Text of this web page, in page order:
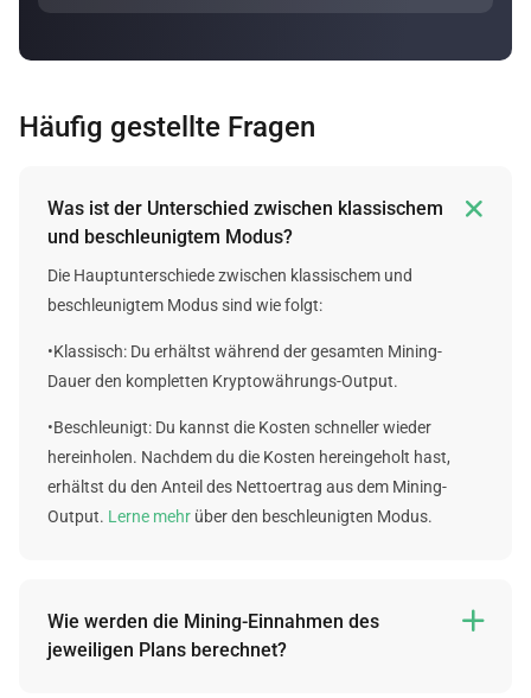
sich mit unseren
Cloud Mining-Rechner
Häufig gestellte Fragen
Was ist der Unterschied zwischen klassischem
und beschleunigtem Modus?

Die Hauptunterschiede zwischen klassischem und
beschleunigtem Modus sind wie folgt:
•Klassisch: Du erhältst während der gesamten Mining-
Dauer den kompletten Kryptowährungs-Output.
•Beschleunigt: Du kannst die Kosten schneller wieder
hereinholen. Nachdem du die Kosten hereingeholt hast,
erhältst du den Anteil des Nettoertrag aus dem Mining-
Output. Lerne mehr über den beschleunigten Modus.
Wie werden die Mining-Einnahmen des
jeweiligen Plans berechnet?
